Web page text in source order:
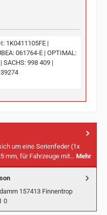
1K0411105FE |
061764-E | OPTIMAL:
SACHS: 998 409 |
um eine Serienfeder (1x
mm, für Fahrzeuge mit… Mehr
157413 Finnentrop
0